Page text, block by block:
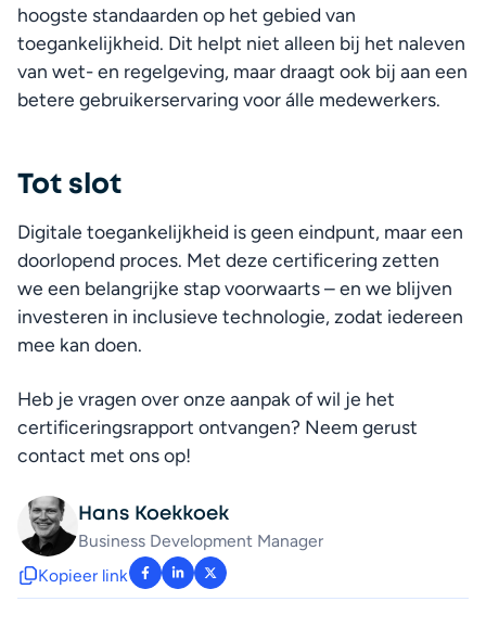
hoogste standaarden op het gebied van
toegankelijkheid. Dit helpt niet alleen bij het naleven
van wet- en regelgeving, maar draagt ook bij aan een
betere gebruikerservaring voor álle medewerkers.
Tot slot
Digitale toegankelijkheid is geen eindpunt, maar een
doorlopend proces. Met deze certificering zetten
we een belangrijke stap voorwaarts – en we blijven
investeren in inclusieve technologie, zodat iedereen
mee kan doen.
Heb je vragen over onze aanpak of wil je het
certificeringsrapport ontvangen? Neem gerust
contact met ons op!
Hans Koekkoek
Business Development Manager
Kopieer link
: facebook-f
: linkedin-in
: x-twitter